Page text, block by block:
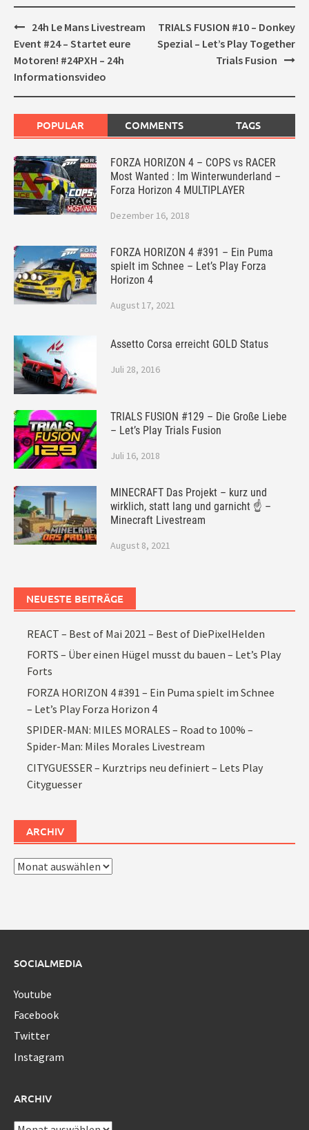
Post
navigation
24h Le Mans Livestream
Event #24 – Startet eure
Motoren! #24PXH – 24h
Informationsvideo
TRIALS FUSION #10 – Donkey
Spezial – Let’s Play Together
Trials Fusion
POPULAR COMMENTS TAGS
FORZA HORIZON 4 – COPS vs RACER
Most Wanted : Im Winterwunderland –
Forza Horizon 4 MULTIPLAYER
Dezember 16, 2018
FORZA HORIZON 4 #391 – Ein Puma
spielt im Schnee – Let’s Play Forza
Horizon 4
August 17, 2021
Assetto Corsa erreicht GOLD Status
Juli 28, 2016
TRIALS FUSION #129 – Die Große Liebe
– Let’s Play Trials Fusion
Juli 16, 2018
MINECRAFT Das Projekt – kurz und
wirklich, statt lang und garnicht ☝ –
Minecraft Livestream
August 8, 2021
NEUESTE BEITRÄGE
REACT – Best of Mai 2021 – Best of DiePixelHelden
FORTS – Über einen Hügel musst du bauen – Let’s Play
Forts
FORZA HORIZON 4 #391 – Ein Puma spielt im Schnee
– Let’s Play Forza Horizon 4
SPIDER-MAN: MILES MORALES – Road to 100% –
Spider-Man: Miles Morales Livestream
CITYGUESSER – Kurztrips neu definiert – Lets Play
Cityguesser
ARCHIV
Archiv
SOCIALMEDIA
Youtube
Facebook
Twitter
Instagram
ARCHIV